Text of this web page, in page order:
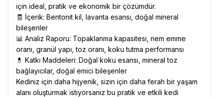
için ideal, pratik ve ekonomik bir çözümdür.
🧾 İçerik: Bentonit kil, lavanta esansı, doğal mineral
bileşenler
📊 Analiz Raporu: Topaklanma kapasitesi, nem emme
oranı, granül yapı, toz oranı, koku tutma performansı
💊 Katkı Maddeleri: Doğal koku esansı, mineral toz
bağlayıcılar, doğal emici bileşenler
Kediniz için daha hijyenik, sizin için daha ferah bir yaşam
alanı oluşturmak istiyorsanız bu pratik ve etkili kedi